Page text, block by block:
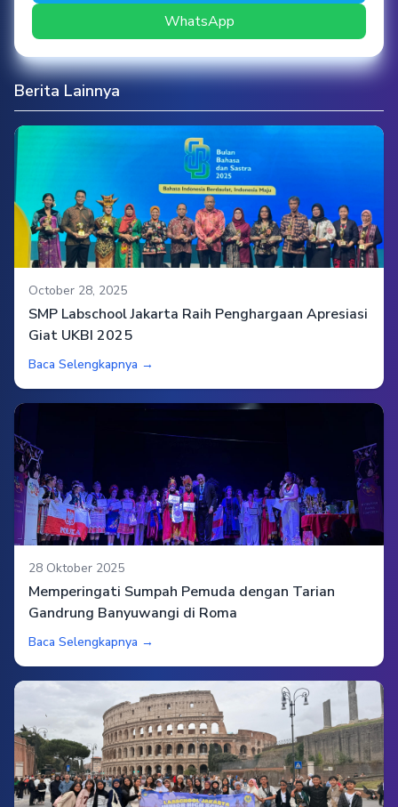
WhatsApp
Berita Lainnya
October 28, 2025
SMP Labschool Jakarta Raih Penghargaan Apresiasi
Giat UKBI 2025
Baca Selengkapnya →
28 Oktober 2025
Memperingati Sumpah Pemuda dengan Tarian
Gandrung Banyuwangi di Roma
Baca Selengkapnya →